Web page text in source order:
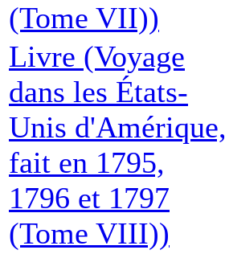
(Tome VII))
Livre (Voyage
dans les États-
Unis d'Amérique,
fait en 1795,
1796 et 1797
(Tome VIII))